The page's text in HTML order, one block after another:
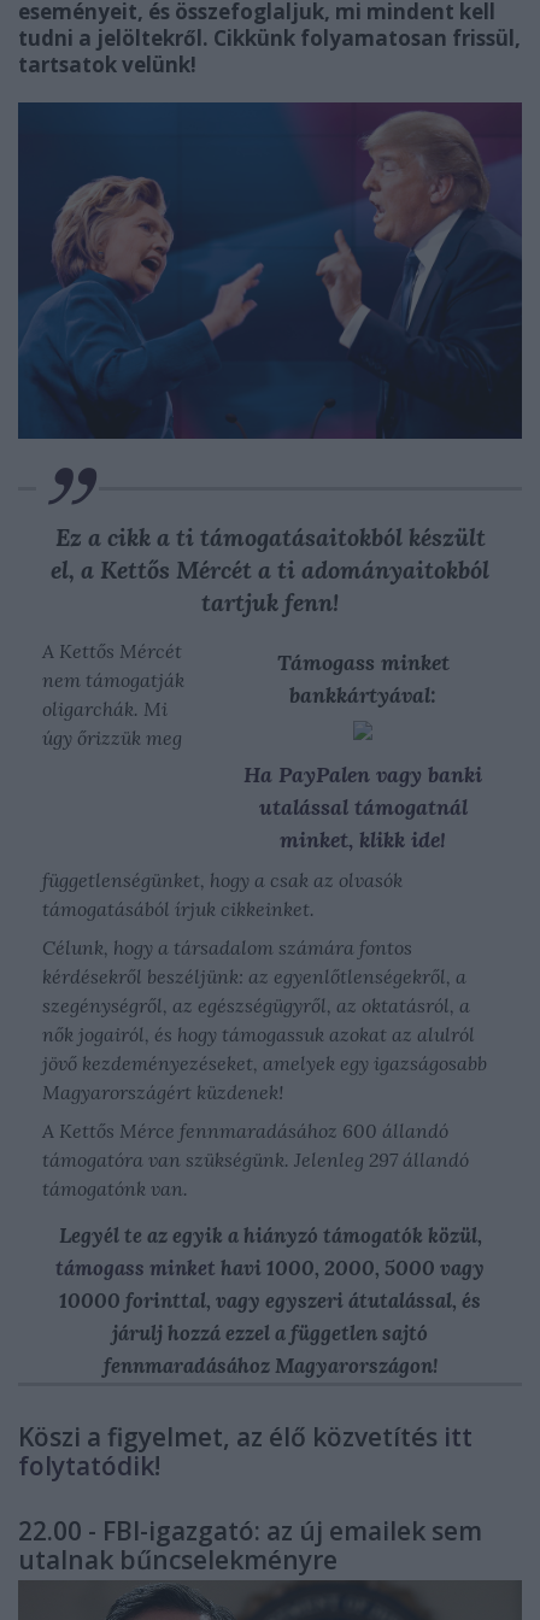
eseményeit, és összefoglaljuk, mi mindent kell
tudni a jelöltekről. Cikkünk folyamatosan frissül,
tartsatok velünk!
Ez a cikk a ti támogatásaitokból készült
el, a Kettős Mércét a ti adományaitokból
tartjuk fenn!
Támogass minket
bankkártyával:
Ha PayPalen vagy banki
utalással támogatnál
minket, klikk ide!
A Kettős Mércét
nem támogatják
oligarchák. Mi
úgy őrizzük meg
függetlenségünket, hogy a csak az olvasók
támogatásából írjuk cikkeinket.
Célunk, hogy a társadalom számára fontos
kérdésekről beszéljünk: az egyenlőtlenségekről, a
szegénységről, az egészségügyről, az oktatásról, a
nők jogairól, és hogy támogassuk azokat az alulról
jövő kezdeményezéseket, amelyek egy igazságosabb
Magyarországért küzdenek!
A Kettős Mérce fennmaradásához 600 állandó
támogatóra van szükségünk. Jelenleg 297 állandó
támogatónk van.
Legyél te az egyik a hiányzó támogatók közül,
támogass minket havi 1000, 2000, 5000 vagy
10000 forinttal, vagy egyszeri átutalással, és
járulj hozzá ezzel a független sajtó
fennmaradásához Magyarországon!
Köszi a figyelmet, az élő közvetítés itt
folytatódik!
22.00 - FBI-igazgató: az új emailek sem
utalnak bűncselekményre